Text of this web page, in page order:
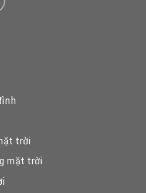
trời
mặt trời